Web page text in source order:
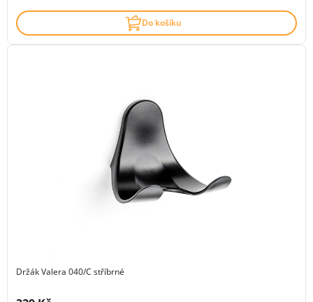
Do košíku
Držák Valera 040/C stříbrné